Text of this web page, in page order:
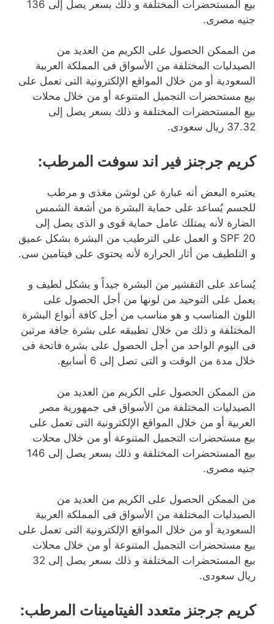
بيع المستحضرات المختلفة و ذلك بسعر يصل إلى 136
جنيه مصرى.
من الممكن الحصول على الكريم من العديد من
الصيدليات المختلفة من الأسواق فى المملكة العربية
السعودية أو من خلال المواقع الإلكترونية التى تعمل على
بيع مستحضرات التجميل المتنوعة أو من خلال محلات
بيع المستحضرات المختلفة و ذلك بسعر يصل إلى
37.32 ريال سعودى.
كريم جرجنز فير اند سوفت المرطب:
يعتبره البعض أنه عبارة عن لوشن مغذى و مرطب
للجسم يُساعد على حماية البشرة من أشعة الشمس
الضارة لأنه يمتلك عامل حماية قوى و الذى يصل إلى
SPF 20 و العمل على الترطيب من البشرة بشكل عميق
و التلطيف من أثار الحرارة لأنه يحتوى على فيتامين سى.
يُساعد على التقشير من البشرة جيداً و بشكل لطيف و
يعمل على التوحيد من لونها من أجل الحصول على
اللون المناسب و هو مناسب من أجل كافة أنواع البشرة
المختلفة و ذلك من خلال تطبيقه على بشرة جافة مرتين
فى اليوم الواحد من أجل الحصول على بشرة فاتحة فى
خلال مدة من الوقت و التى تصل إلى 6 أسابيع.
من الممكن الحصول على الكريم من العديد من
الصيدليات المختلفة من الأسواق فى جمهورية مصر
العربية أو من خلال المواقع الإلكترونية التى تعمل على
بيع مستحضرات التجميل المتنوعة أو من خلال محلات
بيع المستحضرات المختلفة و ذلك بسعر يصل إلى 146
جنيه مصرى.
من الممكن الحصول على الكريم من العديد من
الصيدليات المختلفة من الأسواق فى المملكة العربية
السعودية أو من خلال المواقع الإلكترونية التى تعمل على
بيع مستحضرات التجميل المتنوعة أو من خلال محلات
بيع المستحضرات المختلفة و ذلك بسعر يصل إلى 32
ريال سعودى.
كريم جرجنز متعدد الفيتامينات المرطب: